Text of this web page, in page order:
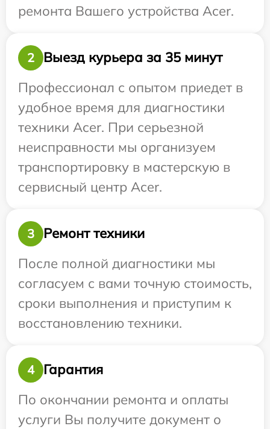
ремонта Вашего устройства Acer.
2
Выезд курьера за 35 минут
Профессионал с опытом приедет в
удобное время для диагностики
техники Acer. При серьезной
неисправности мы организуем
транспортировку в мастерскую в
сервисный центр Acer.
3
Ремонт техники
После полной диагностики мы
согласуем с вами точную стоимость,
сроки выполнения и приступим к
восстановлению техники.
4
Гарантия
По окончании ремонта и оплаты
услуги Вы получите документ о